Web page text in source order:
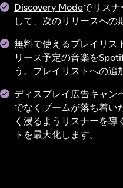
Discovery Modeでリス
して、次のリリースへの
無料で使えるプレイリス
リース予定の音楽を
う。プレイリストへの追
ディスプレイ広告キャン
でなくブームが落ち着い
く浸るようリスナーを
トを最大化します。